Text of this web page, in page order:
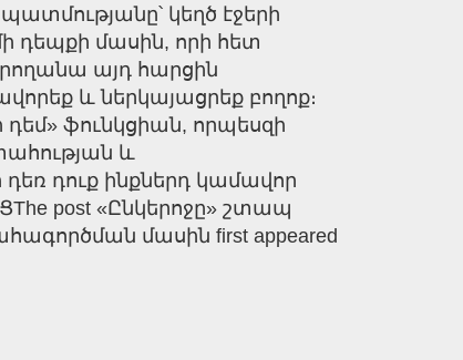
կեղծ էջերի
դեպքի մասին, որի հետ
այդ հարցին
և ներկայացրեք բողոք։
ֆունկցիան, որպեսզի
և
դուք ինքներդ կամավոր
post «Ընկերոջը» շտապ
մասին first appeared